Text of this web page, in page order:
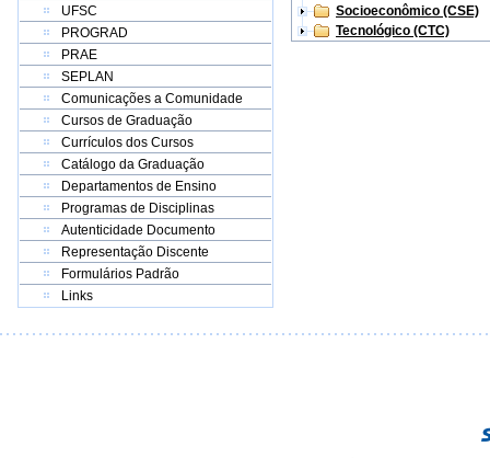
UFSC
PROGRAD
PRAE
SEPLAN
Comunicações a Comunidade
Cursos de Graduação
Currículos dos Cursos
Catálogo da Graduação
Departamentos de Ensino
Programas de Disciplinas
Autenticidade Documento
Representação Discente
Formulários Padrão
Links
Socioeconômico (CSE)
Tecnológico (CTC)